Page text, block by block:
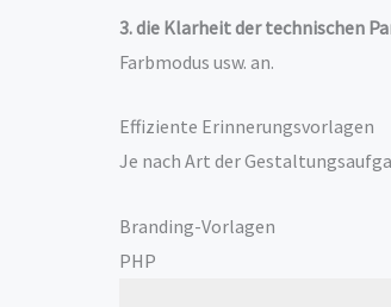
3. die Klarheit der technischen
Farbmodus usw. an.
Effiziente Erinnerungsvorlagen
Je nach Art der
Branding-Vorlagen
PHP